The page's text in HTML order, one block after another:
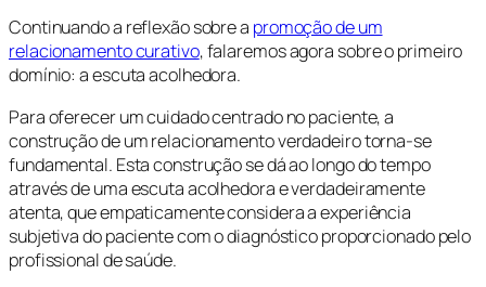
Continuando a reflexão sobre a promoção de um
relacionamento curativo, falaremos agora sobre o primeiro
domínio: a escuta acolhedora.
Para oferecer um cuidado centrado no paciente, a
construção de um relacionamento verdadeiro torna-se
fundamental. Esta construção se dá ao longo do tempo
através de uma escuta acolhedora e verdadeiramente
atenta, que empaticamente considera a experiência
subjetiva do paciente com o diagnóstico proporcionado pelo
profissional de saúde.